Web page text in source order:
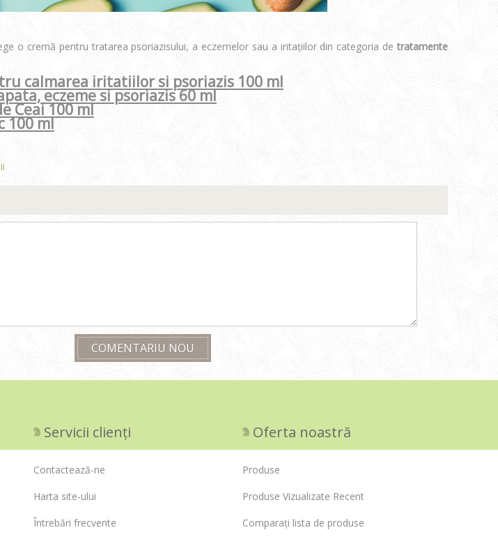
o cremă pentru tratarea psoriazisului, a eczemelor sau a iritațiilor din categoria detratamente
calmarea iritatiilor si psoriazis 100 ml
eczeme si psoriazis 60 ml
Ceai 100 ml
100 ml
COMENTARIU NOU
Servicii clienți
Contactează-ne
Harta site-ului
Întrebări frecvente
Oferta noastră
Produse
Produse Vizualizate Recent
Comparați lista de produse